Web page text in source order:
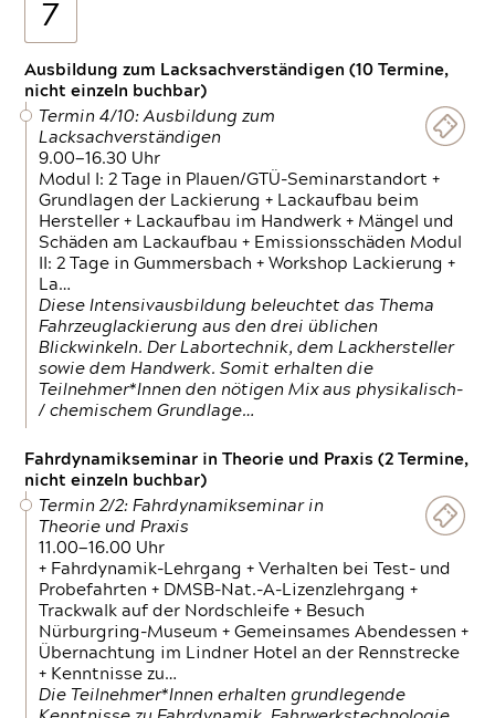
7
Ausbildung zum Lacksachverständigen (10 Termine,
nicht einzeln buchbar)
Termin 4/10: Ausbildung zum
Lacksachverständigen
9.00—16.30 Uhr
Modul I: 2 Tage in Plauen/GTÜ-Seminarstandort +
Grundlagen der Lackierung + Lackaufbau beim
Hersteller + Lackaufbau im Handwerk + Mängel und
Schäden am Lackaufbau + Emissionsschäden Modul
II: 2 Tage in Gummersbach + Workshop Lackierung +
La…
Diese Intensivausbildung beleuchtet das Thema
Fahrzeuglackierung aus den drei üblichen
Blickwinkeln. Der Labortechnik, dem Lackhersteller
sowie dem Handwerk. Somit erhalten die
Teilnehmer*Innen den nötigen Mix aus physikalisch-
/ chemischem Grundlage…
Fahrdynamikseminar in Theorie und Praxis (2 Termine,
nicht einzeln buchbar)
Termin 2/2: Fahrdynamikseminar in
Theorie und Praxis
11.00—16.00 Uhr
+ Fahrdynamik-Lehrgang + Verhalten bei Test- und
Probefahrten + DMSB-Nat.-A-Lizenzlehrgang +
Trackwalk auf der Nordschleife + Besuch
Nürburgring-Museum + Gemeinsames Abendessen +
Übernachtung im Lindner Hotel an der Rennstrecke
+ Kenntnisse zu…
Die Teilnehmer*Innen erhalten grundlegende